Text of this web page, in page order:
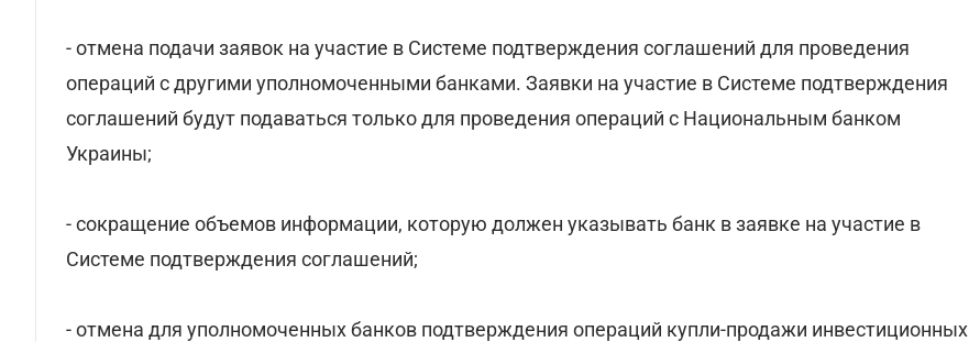
- отмена подачи заявок на участие в Системе подтверждения соглашений для проведения
операций с другими уполномоченными банками. Заявки на участие в Системе подтверждения
соглашений будут подаваться только для проведения операций с Национальным банком
Украины;
- сокращение объемов информации, которую должен указывать банк в заявке на участие в
Системе подтверждения соглашений;
- отмена для уполномоченных банков подтверждения операций купли-продажи инвестиционных